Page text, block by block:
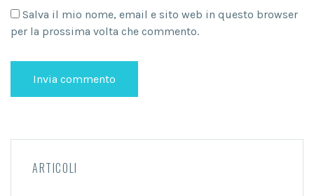
Salva il mio nome, email e sito web in questo browser
per la prossima volta che commento.
ARTICOLI